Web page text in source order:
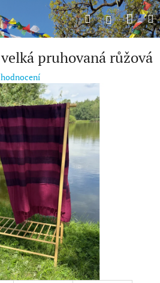
HledatPřihlášení
pruhovaná růžová